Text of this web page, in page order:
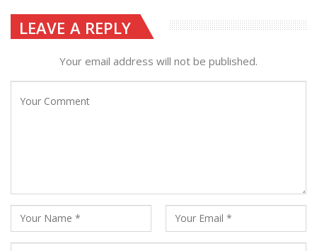
LEAVE A REPLY
Your email address will not be published.